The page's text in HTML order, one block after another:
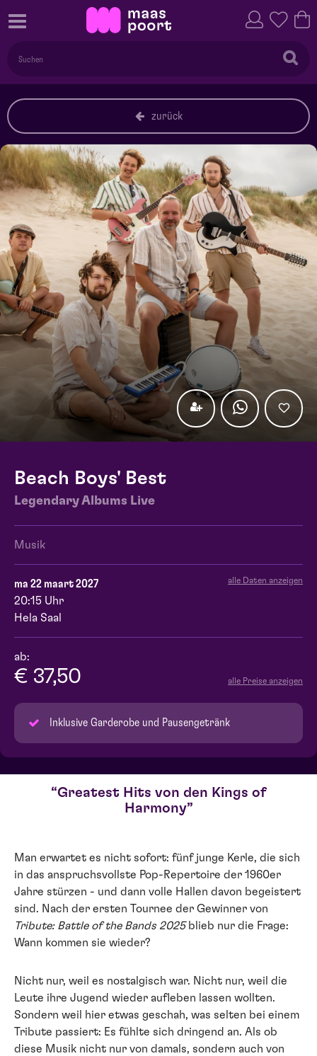
zurück
Beach Boys' Best
Legendary Albums Live
Musik
ma 22 maart 2027 alle Daten anzeigen
20:15 Uhr
Hela Saal
ab:
€ 37,50 alle Preise anzeigen
Inklusive Garderobe und Pausengetränk
Greatest Hits von den Kings of
Harmony
Man erwartet es nicht sofort: fünf junge Kerle, die sich
in das anspruchsvollste Pop-Repertoire der 1960er
Jahre stürzen - und dann volle Hallen davon begeistert
sind. Nach der ersten Tournee der Gewinner von
Tribute: Battle of the Bands 2025blieb nur die Frage:
Wann kommen sie wieder?
Nicht nur, weil es nostalgisch war. Nicht nur, weil die
Leute ihre Jugend wieder aufleben lassen wollten.
Sondern weil hier etwas geschah, was selten bei einem
Tribute passiert: Es fühlte sich dringend an. Als ob
diese Musik nicht nur von damals, sondern auch von